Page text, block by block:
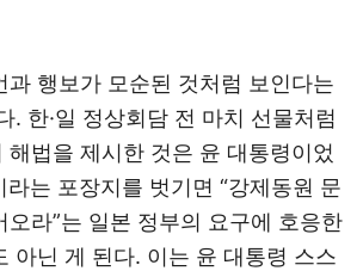
과 행보가 모순된 것처럼 보인다는
. 한·일 정상회담 전 마치 선물처럼
해법을 제시한 것은 윤 대통령이었
라는 포장지를 벗기면 “강제동원 문
오라”는 일본 정부의 요구에 호응한
아닌 게 된다. 이는 윤 대통령 스스